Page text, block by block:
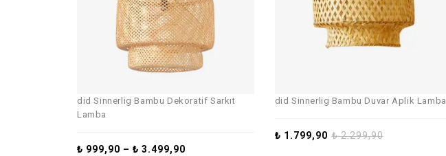
did Sinnerlig Bambu Dekoratif Sarkıt
Lamba
₺ 999,90 – ₺ 3.499,90
did Sinnerlig Bambu Duvar Aplik Lamba
₺2.299,90
₺ 1.799,90